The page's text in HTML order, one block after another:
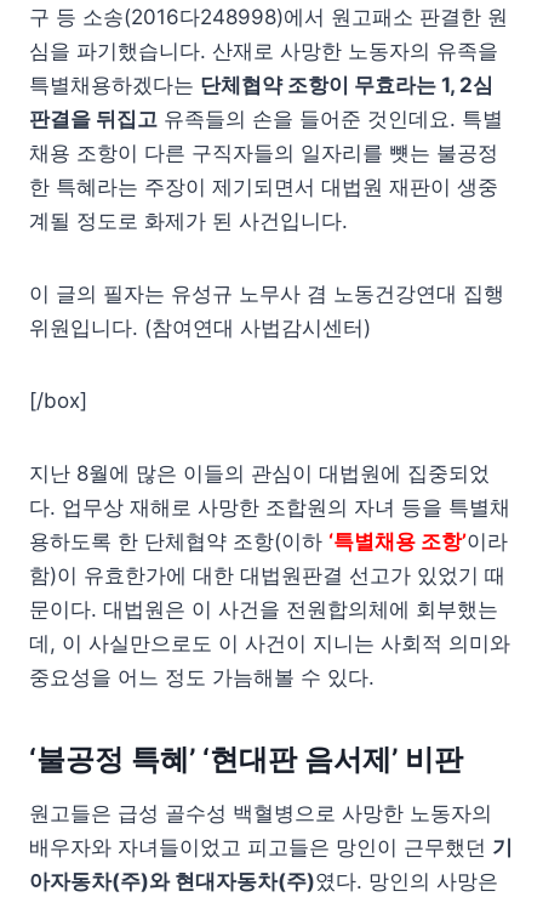
구 등 소송(2016다248998)에서 원고패소 판결한 원
심을 파기했습니다. 산재로 사망한 노동자의 유족을
특별채용하겠다는 단체협약 조항이 무효라는 1, 2심
판결을 뒤집고 유족들의 손을 들어준 것인데요. 특별
채용 조항이 다른 구직자들의 일자리를 뻇는 불공정
한 특혜라는 주장이 제기되면서 대법원 재판이 생중
계될 정도로 화제가 된 사건입니다.
이 글의 필자는 유성규 노무사 겸 노동건강연대 집행
위원입니다. (참여연대 사법감시센터)
[/box]
지난 8월에 많은 이들의 관심이 대법원에 집중되었
다. 업무상 재해로 사망한 조합원의 자녀 등을 특별채
용하도록 한 단체협약 조항(이하 ‘특별채용 조항’이라
함)이 유효한가에 대한 대법원판결 선고가 있었기 때
문이다. 대법원은 이 사건을 전원합의체에 회부했는
데, 이 사실만으로도 이 사건이 지니는 사회적 의미와
중요성을 어느 정도 가늠해볼 수 있다.
‘불공정 특혜’ ‘현대판 음서제’ 비판
원고들은 급성 골수성 백혈병으로 사망한 노동자의
배우자와 자녀들이었고 피고들은 망인이 근무했던 기
아자동차(주)와 현대자동차(주)였다. 망인의 사망은